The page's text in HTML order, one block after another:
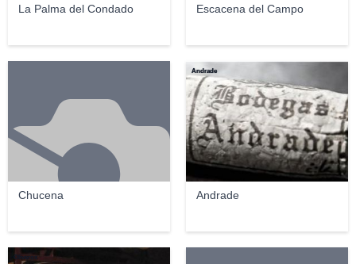
La Palma del Condado Escacena del Campo
Chucena Andrade
Andrade
Oliveros